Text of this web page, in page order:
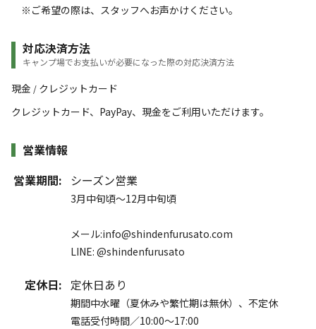
※ご希望の際は、スタッフへお声かけください。
対応決済方法
キャンプ場でお支払いが必要になった際の対応決済方法
現金 / クレジットカード
クレジットカード、PayPay、現金をご利用いただけます。
営業情報
営業期間:
シーズン営業
3月中旬頃～12月中旬頃
メール:info@shindenfurusato.com
LINE: @shindenfurusato
定休日: 定休日あり
期間中水曜（夏休みや繁忙期は無休）、不定休
電話受付時間／10:00～17:00